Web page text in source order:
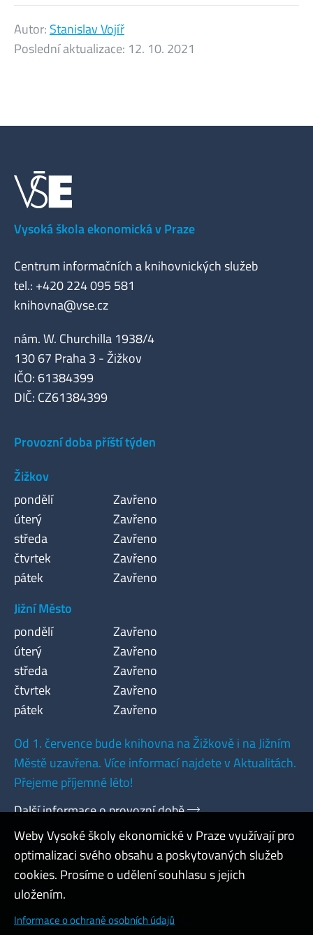
Autor: Stanislav Vojíř
Poslední aktualizace: 12. 10. 2021
Vysoká škola ekonomická v Praze
Centrum informačních a knihovnických služeb
tel.: +420 224 095 581
knihovna@vse.cz
nám. W. Churchilla 1938/4
130 67 Praha 3 - Žižkov
IČO: 61384399
DIČ: CZ61384399
Provozní doba příští týden
Žižkov
pondělí
Zavřeno
úterý
Zavřeno
středa
Zavřeno
čtvrtek
Zavřeno
pátek
Zavřeno
Jižní Město
pondělí
Zavřeno
úterý
Zavřeno
středa
Zavřeno
čtvrtek
Zavřeno
pátek
Zavřeno
Od 1. července bude knihovna na Žižkově i na Jižním
Městě uzavřena. Více informací najdete v Aktualitách.
Přejeme příjemné léto!
Další informace o provozní době
Admin
Cookies a ochrana osobních údajů
Weby Vysoké školy ekonomické v Praze využívají pro
optimalizaci svého obsahu a poskytovaných služeb
cookies. Prosíme o udělení souhlasu s jejich
uložením.
Informace o ochraně osobních údajů